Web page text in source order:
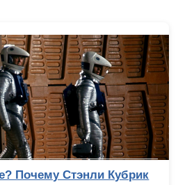
Топ-10 смартфонов до 10